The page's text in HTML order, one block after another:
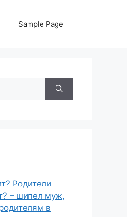
Sample Page
Родители
– шипел муж,
в